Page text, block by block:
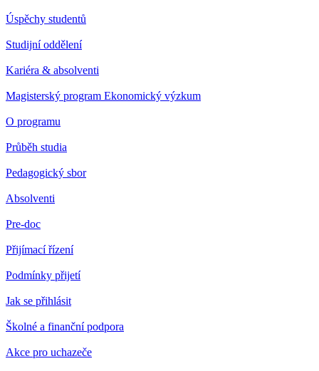
Úspěchy studentů
Studijní oddělení
Kariéra & absolventi
Magisterský program Ekonomický výzkum
O programu
Průběh studia
Pedagogický sbor
Absolventi
Pre-doc
Přijímací řízení
Podmínky přijetí
Jak se přihlásit
Školné a finanční podpora
Akce pro uchazeče